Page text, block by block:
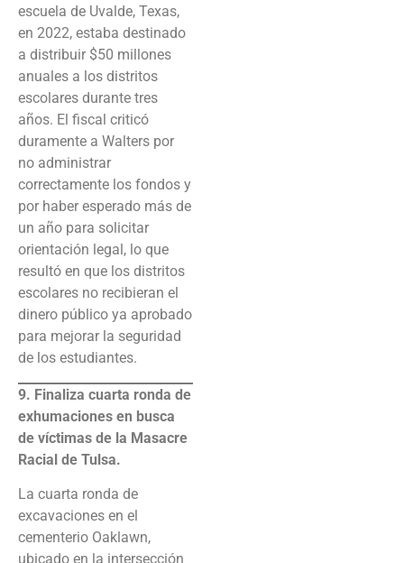
escuela de Uvalde, Texas,
en 2022, estaba destinado
a distribuir $50 millones
anuales a los distritos
escolares durante tres
años. El fiscal criticó
duramente a Walters por
no administrar
correctamente los fondos y
por haber esperado más de
un año para solicitar
orientación legal, lo que
resultó en que los distritos
escolares no recibieran el
dinero público ya aprobado
para mejorar la seguridad
de los estudiantes.
9. Finaliza cuarta ronda de
exhumaciones en busca
de víctimas de la Masacre
Racial de Tulsa.
La cuarta ronda de
excavaciones en el
cementerio Oaklawn,
ubicado en la intersección